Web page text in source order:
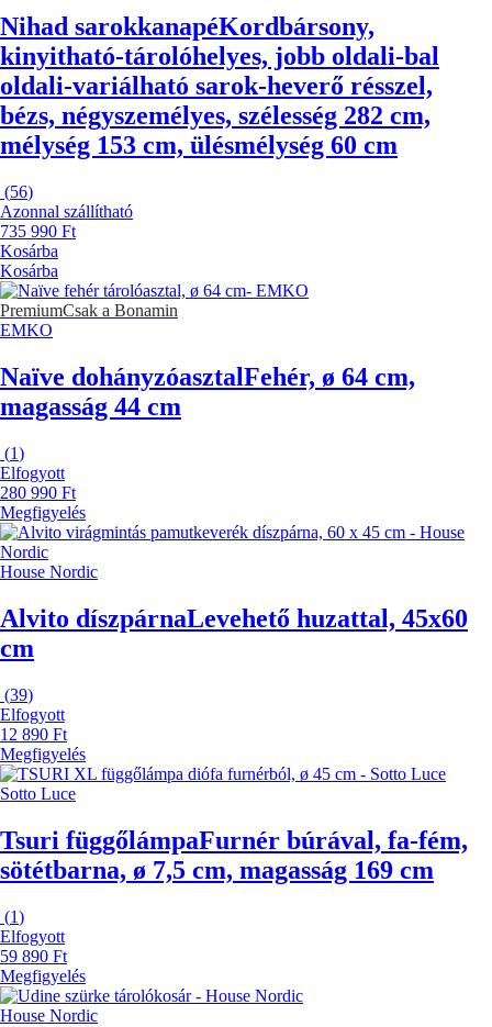
Nihad sarokkanapéKordbársony,
kinyitható-tárolóhelyes, jobb oldali-bal
oldali-variálható sarok-heverő résszel,
bézs, négyszemélyes, szélesség 282 cm,
mélység 153 cm, ülésmélység 60 cm
(56)
Azonnal szállítható
735 990 Ft
Kosárba
Kosárba
PremiumCsak a Bonamin
EMKO
Naïve dohányzóasztalFehér, ø 64 cm,
magasság 44 cm
(1)
Elfogyott
280 990 Ft
Megfigyelés
House Nordic
Alvito díszpárnaLevehető huzattal, 45x60
cm
(39)
Elfogyott
12 890 Ft
Megfigyelés
Sotto Luce
Tsuri függőlámpaFurnér búrával, fa-fém,
sötétbarna, ø 7,5 cm, magasság 169 cm
(1)
Elfogyott
59 890 Ft
Megfigyelés
House Nordic